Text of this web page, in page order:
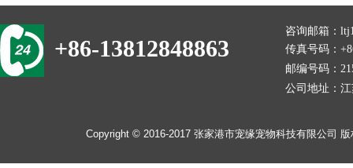
咨询邮箱：
传真号码：
邮编号码：
公司地址：
​​Copyright © 2016-2017张家港市宠缘宠物科技有限公司
+86-13812848863